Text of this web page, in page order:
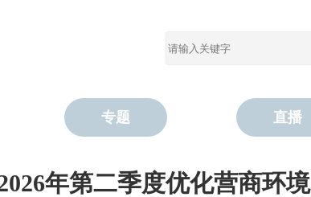
专题 直播
年第二季度优化营商环境